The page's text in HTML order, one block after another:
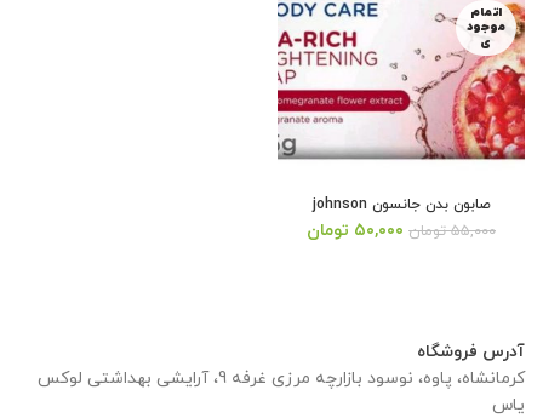
اتمام
موجود
ی
صابون بدن جانسون johnson
۵۵,۰۰۰ تومان قیمت
۵۰,۰۰۰ تومان
آدرس فروشگاه
کرمانشاه، پاوه، نوسود بازارچه مرزی غرفه 9، آرایشی بهداشتی لوکس
یاس